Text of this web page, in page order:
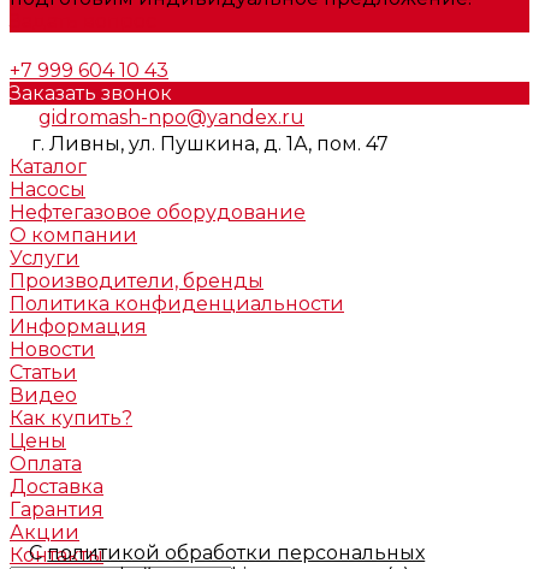
+7 999 604 10 43
Заказать звонок
gidromash-npo@yandex.ru
г. Ливны, ул. Пушкина, д. 1А, пом. 47
Каталог
Насосы
Нефтегазовое оборудование
О компании
Услуги
Производители, бренды
Политика конфиденциальности
Информация
Новости
Статьи
Видео
Как купить?
Цены
Оплата
Доставка
Гарантия
Акции
Контакты
Сполитикой обработки персональных